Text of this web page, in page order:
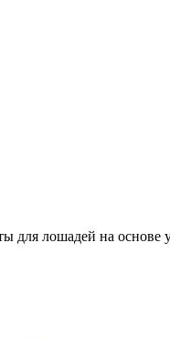
для лошадей на